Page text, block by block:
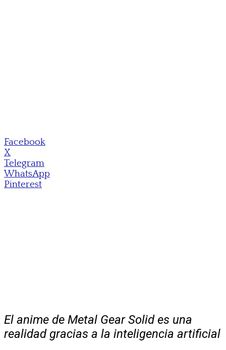
Facebook
X
Telegram
WhatsApp
Pinterest
El anime de Metal Gear Solid es una
realidad gracias a la inteligencia artificial